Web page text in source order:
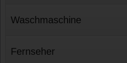
Waschmaschine
Fernseher